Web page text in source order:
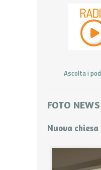
Ascolta i
FOTO NEWS
Nuova chiesa